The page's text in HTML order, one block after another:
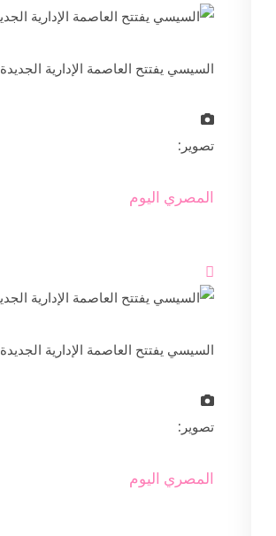
السيسي يفتتح العاصمة الإدارية الجديدة
تصوير:
المصري اليوم

السيسي يفتتح العاصمة الإدارية الجديدة
تصوير:
المصري اليوم